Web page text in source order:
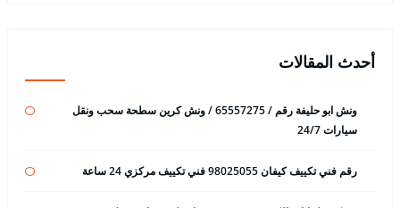
أحدث المقالات
ونش ابو حليفة رقم / 65557275 / ونش كرين سطحة سحب ونقل
سيارات 24/7
رقم فني تكييف كيفان 98025055 فني تكييف مركزي 24 ساعة